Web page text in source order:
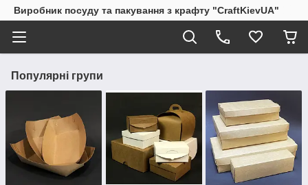
Виробник посуду та пакування з крафту "CraftKievUA"
Популярні групи